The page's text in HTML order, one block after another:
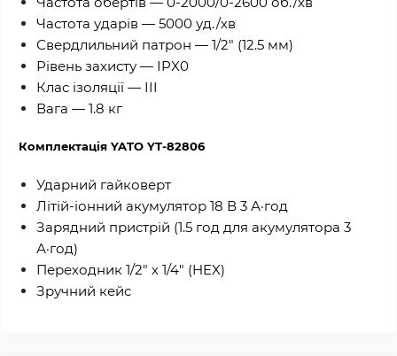
Частота ударів — 5000 уд./хв
Свердлильний патрон — 1/2" (12.5 мм)
Рівень захисту — IPX0
Клас ізоляції — III
Вага — 1.8 кг
Комплектація YATO YT-82806
Ударний гайковерт
Літій-іонний акумулятор 18 В 3 А·год
Зарядний пристрій (1.5 год для акумулятора 3
А·год)
Переходник 1/2" х 1/4" (HEX)
Зручний кейс